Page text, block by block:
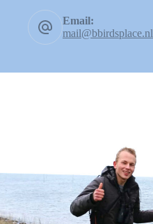
Email:
mail@bbirdsplace.nl